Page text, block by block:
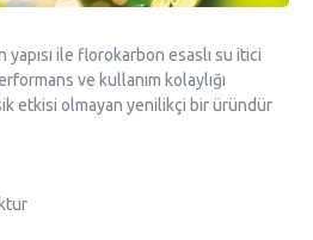
ile florokarbon esaslı su itici
ve kullanım kolaylığı
etkisi olmayan yenilikçi bir üründür